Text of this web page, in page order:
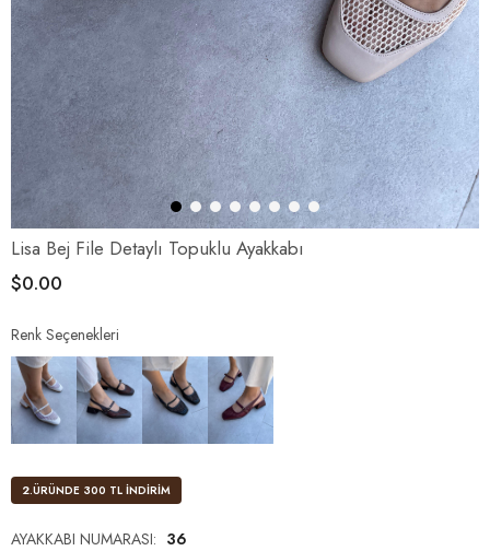
Lisa Bej File Detaylı Topuklu Ayakkabı
$0.00
Renk Seçenekleri
2.ÜRÜNDE 300 TL İNDİRİM
AYAKKABI NUMARASI: 36